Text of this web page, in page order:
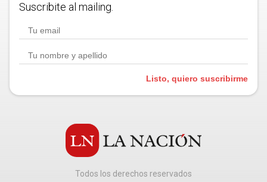
Suscribite al mailing.
Listo, quiero suscribirme
Todos los derechos reservados